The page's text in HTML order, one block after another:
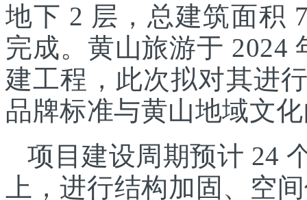
地下 2 层，总建筑面积
完成。黄山旅游于 2024
建工程，此次拟对其进
品牌标准与黄山地域文
项目建设周期预计 24
上，进行结构加固、空